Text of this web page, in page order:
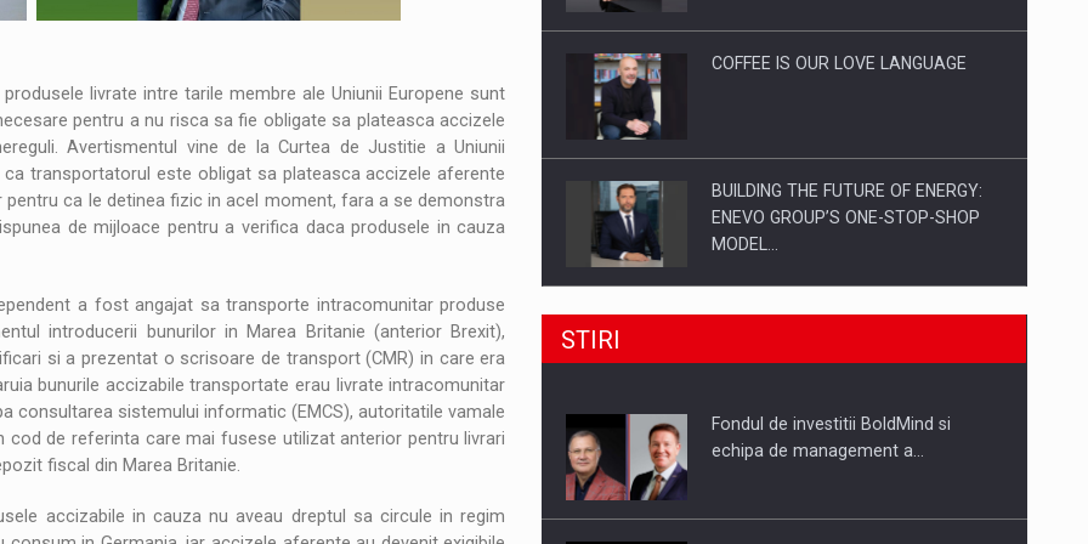
livrate intre tarile membre ale Uniunii Europene sunt
pentru a nu risca sa fie obligate sa plateasca accizele
Avertismentul vine de la Curtea de Justitie a Uniunii
transportatorul este obligat sa plateasca accizele aferente
ca le detinea fizic in acel moment, fara a se demonstra
de mijloace pentru a verifica daca produsele in cauza
a fost angajat sa transporte intracomunitar produse
introducerii bunurilor in Marea Britanie (anterior Brexit),
si a prezentat o scrisoare de transport (CMR) in care era
bunurile accizabile transportate erau livrate intracomunitar
consultarea sistemului informatic (EMCS), autoritatile vamale
de referinta care mai fusese utilizat anterior pentru livrari
fiscal din Marea Britanie.
accizabile in cauza nu aveau dreptul sa circule in regim
COFFEE IS OUR LOVE LANGUAGE
BUILDING THE FUTURE OF ENERGY:
ENEVO GROUP’S ONE-STOP-SHOP
MODEL…
ROOTED IN ROMANIA, BUILT TO
PUTTING ROMANIAN CORPORATE
STIRI
Fondul de investitii BoldMind si
echipa de management a…